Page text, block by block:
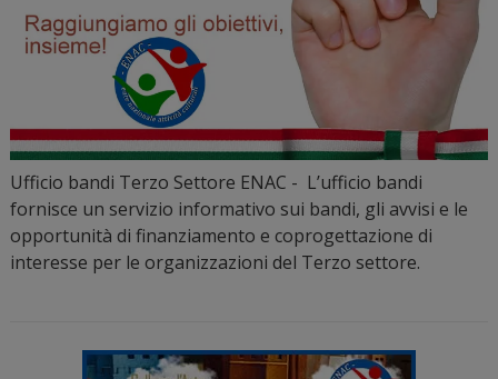
Ufficio bandi Terzo Settore ENAC - L’ufficio bandi
fornisce un servizio informativo sui bandi, gli avvisi e le
opportunità di finanziamento e coprogettazione di
interesse per le organizzazioni del Terzo settore.